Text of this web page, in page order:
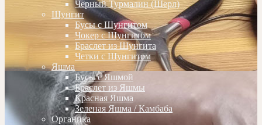
Черный Турмалин (Шерл)
Шунгит
Бусы с Шунгитом
Чокер с Шунгитом
Браслет из Шунгита
Четки с Шунгитом
Яшма
Бусы с Яшмой
Браслет из Яшмы
Красная Яшма
Зеленая Яшма / Камбаба
Органика